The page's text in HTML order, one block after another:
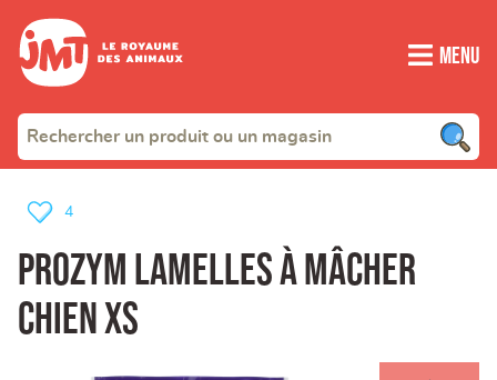
Menu
PROZYM Lamelles à Mâcher
Chien XS
4